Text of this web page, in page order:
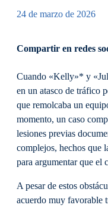
24 de marzo de 2026
Compartir en redes
Cuando «Kelly»* y
en un atasco de tráfico
que remolcaba un
momento, un caso
lesiones previas
complejos, hechos que
para argumentar que el
A pesar de estos
acuerdo muy favorable